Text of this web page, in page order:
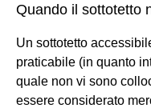
Quando il sottotetto
Un sottotetto
praticabile (in quanto
quale non vi sono
essere considerato